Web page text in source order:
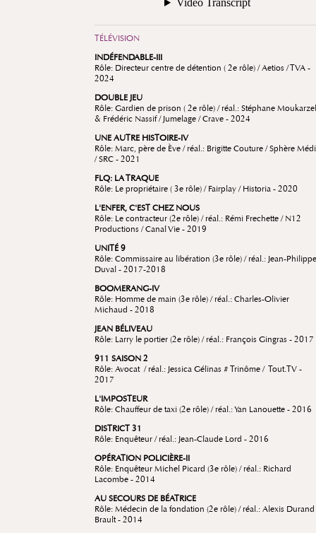
TÉLÉVISION
INDÉFENDABLE-III
Rôle: Directeur centre de détention ( 2e rôle) / Aetios / TVA -
2024
DOUBLE JEU
Rôle: Gardien de prison ( 2e rôle) / réal.: Stéphane Moukarzel
& Frédéric Nassif / Jumelage / Crave - 2024
UNE AUTRE HISTOIRE-IV
Rôle: Marc, père de Ève / réal.: Brigitte Couture / Sphère
/ SRC - 2021
FLQ: LA TRAQUE
Rôle: Le propriétaire ( 3e rôle) / Fairplay / Historia - 2020
L'ENFER, C'EST CHEZ NOUS
Rôle: Le contracteur (2e rôle) / réal.: Rémi Frechette / N12
Productions / Canal Vie - 2019
UNITÉ 9
Rôle: Commissaire au libération (3e rôle) / réal.: Jean-Philippe
Duval - 2017-2018
BOOMERANG-IV
Rôle: Homme de main (3e rôle) / réal.: Charles-Olivier
Michaud - 2018
JEAN BÉLIVEAU
Rôle: Larry le portier (2e rôle) / réal.: François Gingras - 2017
911 SAISON 2
Rôle: Avocat / réal.: Jessica Gélinas # Trinôme / Tout.TV -
2017
L'IMPOSTEUR
Rôle: Chauffeur de taxi (2e rôle) / réal.: Yan Lanouette - 2016
DISTRICT 31
Rôle: Enquêteur / réal.: Jean-Claude Lord - 2016
OPÉRATION POLICIÈRE-II
Rôle: Enquêteur Michel Picard (3e rôle) / réal.: Richard
Lacombe - 2014
AU SECOURS DE BÉATRICE
Rôle: Médecin de la fondation (2e rôle) / réal.: Alexis Durand
Brault - 2014